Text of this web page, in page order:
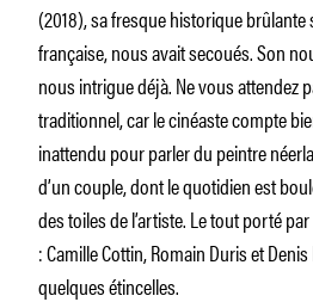
(2018), sa fresque historique brûlante
française, nous avait secoués. Son
nous intrigue déjà. Ne vous attendez
traditionnel, car le cinéaste compte
inattendu pour parler du peintre
d’un couple, dont le quotidien est
des toiles de l’artiste. Le tout porté
: Camille Cottin, Romain Duris et
quelques étincelles.